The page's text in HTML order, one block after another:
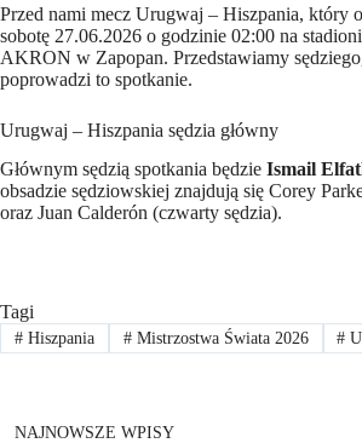
Przed nami mecz Urugwaj – Hiszpania, który
sobotę 27.06.2026 o godzinie 02:00 na
AKRON w Zapopan. Przedstawiamy
poprowadzi to spotkanie.
Urugwaj – Hiszpania sędzia główny
Głównym sędzią spotkania będzie Ismail
obsadzie sędziowskiej znajdują się Corey
oraz Juan Calderón (czwarty sędzia).
Tagi
#Hiszpania #Mistrzostwa Świata 2026 #
NAJNOWSZE WPISY